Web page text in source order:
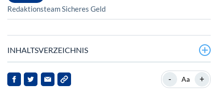
Redaktionsteam Sicheres Geld
INHALTSVERZEICHNIS
Droht Evergrande das gleiche Schicksal wie Lehman
Brothers?
- Aa +